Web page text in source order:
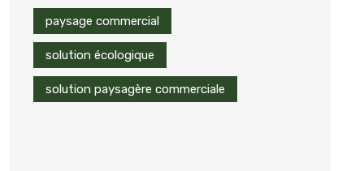
paysage commercial
solution écologique
solution paysagère commerciale